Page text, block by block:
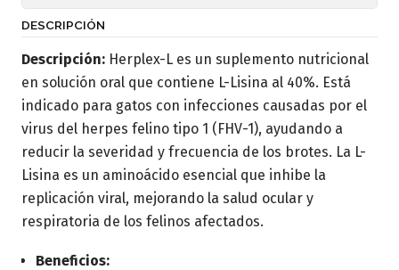
DESCRIPCIÓN
Descripción: Herplex-L es un suplemento nutricional
en solución oral que contiene L-Lisina al 40%. Está
indicado para gatos con infecciones causadas por el
virus del herpes felino tipo 1 (FHV-1), ayudando a
reducir la severidad y frecuencia de los brotes. La L-
Lisina es un aminoácido esencial que inhibe la
replicación viral, mejorando la salud ocular y
respiratoria de los felinos afectados.
Beneficios: